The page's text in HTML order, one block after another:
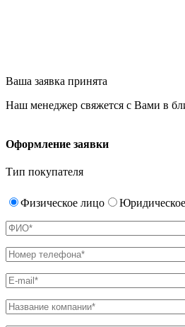
Ваша заявка принята
Наш менеджер свяжется с Вами в
Оформление заявки
Тип покупателя
Физическое лицо